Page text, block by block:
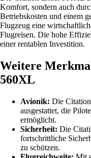
Komfort, sondern auch
Betriebskosten und einem
Flugzeug eine
Flugreisen. Die hohe
einer rentablen Investition.
Weitere
560XL
Avionik: Die
ausgestattet, die
ermöglicht.
Sicherheit: Die
fortschrittliche
zu schützen.